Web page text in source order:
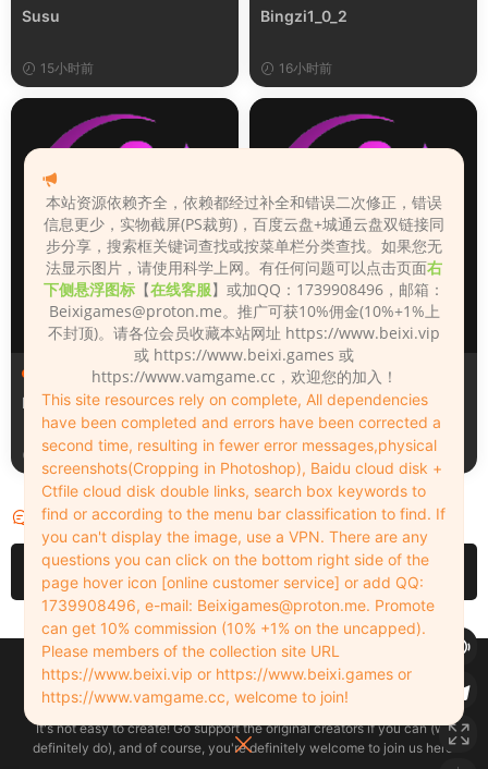
Susu
15小时前
Bingzi1_0_2
16小时前
人物（Looks）
Monica_2_2_2
17小时前
人物（Looks）
Lizhen2025
1天前
评论 0
请先登录
Copyleft © 2022-2026 beixi.vip - All Rights Freedom！
创作不易！有能力的同学可以去支持一下原创作者（我们绝对支持），当然
了，您加入这里我们也绝对欢迎！
It's not easy to create! Go support the original creators if you can (we
definitely do), and of course, you're definitely welcome to join us here!
本站资源依赖齐全，依赖都经过补全和错误二次修正，错误
信息更少，实物截屏(PS裁剪)，百度云盘+城通云盘双链接同
步分享，搜索框关键词查找或按菜单栏分类查找。如果您无
法显示图片，请使用科学上网。有任何问题可以点击页面右
下侧悬浮图标 【在线客服】或加QQ：1739908496，邮箱：
Beixigames@proton.me。推广可获10%佣金(10%+1%上
不封顶)。请各位会员收藏本站网址 https://www.beixi.vip
或 https://www.beixi.games 或
https://www.vamgame.cc，欢迎您的加入！
This site resources rely on complete, All dependencies
have been completed and errors have been corrected a
second time, resulting in fewer error messages,physical
screenshots(Cropping in Photoshop), Baidu cloud disk +
Ctfile cloud disk double links, search box keywords to
find or according to the menu bar classification to find. If
you can't display the image, use a VPN. There are any
questions you can click on the bottom right side of the
page hover icon [online customer service] or add QQ:
1739908496, e-mail: Beixigames@proton.me. Promote
can get 10% commission (10% +1% on the uncapped).
Please members of the collection site URL
https://www.beixi.vip or https://www.beixi.games or
https://www.vamgame.cc, welcome to join!